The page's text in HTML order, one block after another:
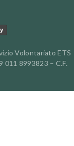
Volontariato ETS
011 8993823 – C.F.